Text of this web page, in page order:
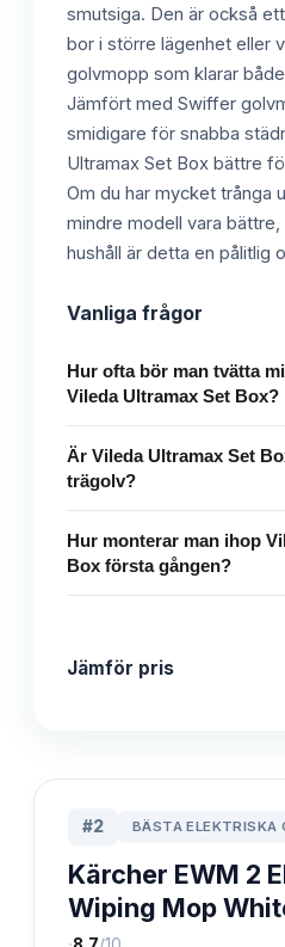
smutsiga. Den är också
bor i större lägenhet eller
golvmopp som klarar
Jämfört med Swiffer
smidigare för snabba
Ultramax Set Box bättre
Om du har mycket trånga
mindre modell vara
hushåll är detta en pålitlig
Vanliga frågor
Hur ofta bör man tvätta
Vileda Ultramax Set Box?
Är Vileda Ultramax Set
trägolv?
Hur monterar man ihop
Box första gången?
Jämför pris
#2 BÄSTA ELEKTRISKA
Kärcher EWM 2
Wiping Mop